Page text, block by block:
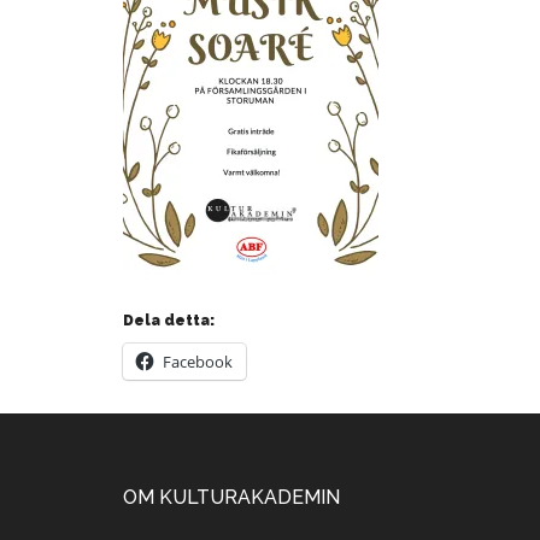
Dela detta:
Facebook
OM KULTURAKADEMIN